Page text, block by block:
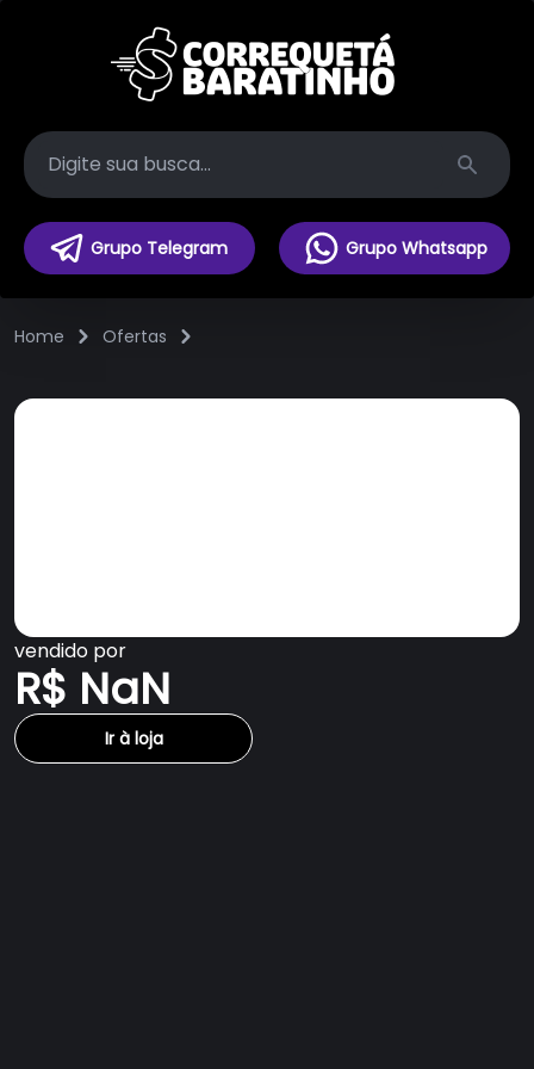
Search
Grupo Telegram Grupo Whatsapp
Home Ofertas
vendido por
R$ NaN
Ir à loja